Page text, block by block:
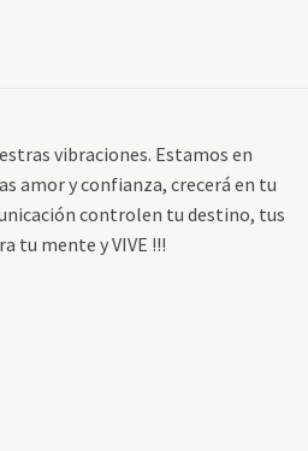
vibraciones. Estamos en
amor y confianza, crecerá en tu
controlen tu destino, tus
tu mente y VIVE !!!